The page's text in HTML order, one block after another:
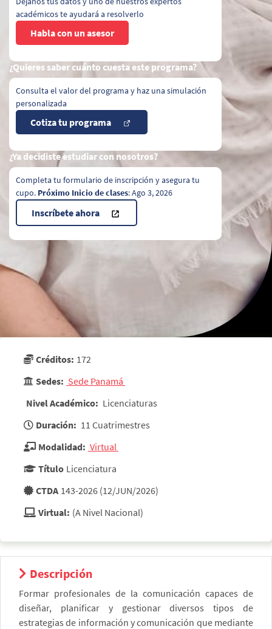
académicos te ayudará a resolverlo
Habla con un asesor
¿Quieres saber cuánto cuesta este programa?
Consulta el valor del programa y haz una simulación
personalizada
Cotiza tu programa
¿Ya decidiste estudiar con nosotros?
Completa tu formulario de inscripción y asegura tu
cupo. Próximo Inicio de clases: Ago 3, 2026
Inscríbete ahora
Créditos: 172
Sedes: Sede Panamá
Nivel Académico: Licenciaturas
Duración: 11 Cuatrimestres
Modalidad: Virtual
Título Licenciatura
CTDA 143-2026 (12/JUN/2026)
Virtual: (A Nivel Nacional)
Descripción
Formar profesionales de la comunicación capaces de
diseñar, planificar y gestionar diversos tipos de
estrategias de información y comunicación que mediante